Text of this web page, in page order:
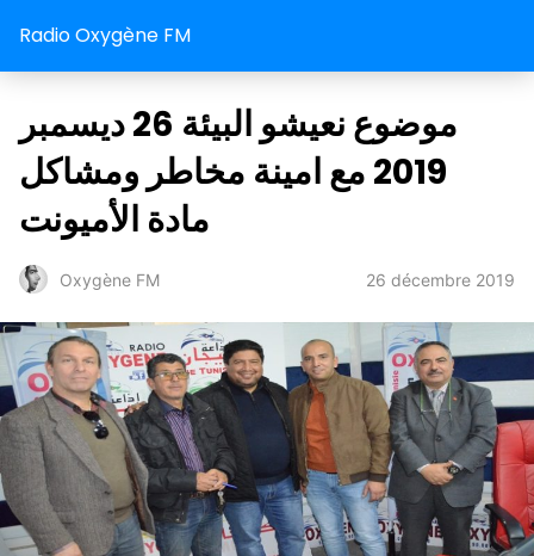
Radio Oxygène FM
موضوع نعيشو البيئة 26 ديسمبر
2019 مع امينة مخاطر ومشاكل
مادة الأميونت
Oxygène FM 26 décembre 2019